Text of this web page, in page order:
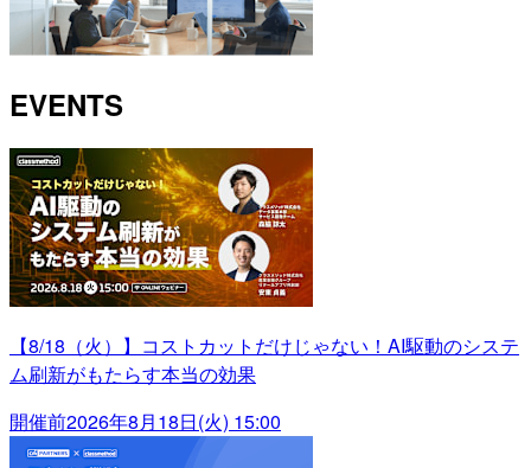
EVENTS
【8/18（火）】コストカットだけじゃない！AI駆動のシステ
ム刷新がもたらす本当の効果
開催前2026年8月18日(火) 15:00